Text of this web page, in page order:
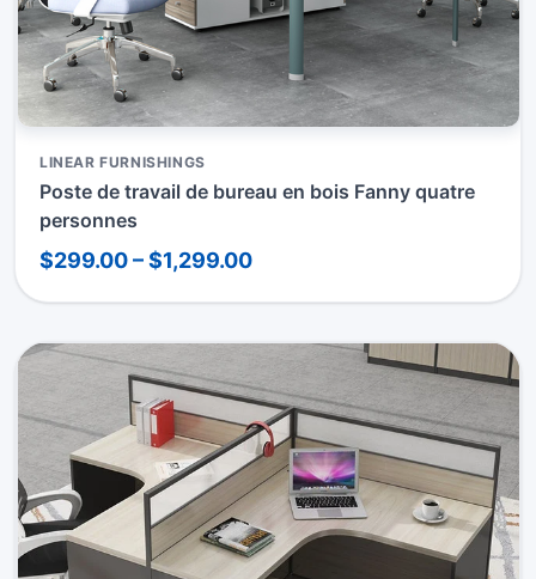
LINEAR FURNISHINGS
Poste de travail de bureau en bois Fanny quatre
personnes
$299.00 – $1,299.00